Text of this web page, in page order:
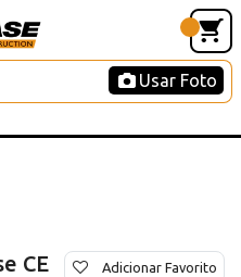
Usar Foto
CE Adicionar Favorito